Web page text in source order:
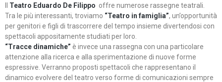
Teatro Eduardo De Filippo offre numerose rassegne teatrali.
Tra le più interessanti, troviamo “Teatro in famiglia”, un’opportunità
per genitori e figli di trascorrere del tempo insieme divertendosi con
spettacoli appositamente studiati per loro.
“Tracce dinamiche” è invece una rassegna con una particolare
attenzione alla ricerca e alla sperimentazione di nuove forme
espressive. Verranno proposti spettacoli che rappresentano il
dinamico evolvere del teatro verso forme di comunicazioni sempre